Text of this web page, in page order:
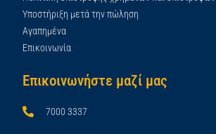
Υποστήριξη μετά την πώληση
Αγαπημένα
Επικοινωνία
Επικοινωνήστε μαζί μας
7000 3337